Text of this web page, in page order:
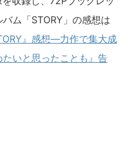
ム「STORY」の感想は
』感想―力作で集大成
いと思ったことも』告